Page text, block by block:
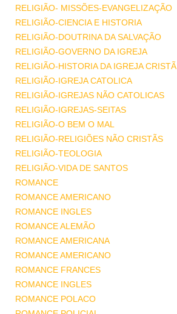
RELIGIÃO- MISSÕES-EVANGELIZAÇÃO
RELIGIÃO-CIENCIA E HISTORIA
RELIGIÃO-DOUTRINA DA SALVAÇÃO
RELIGIÃO-GOVERNO DA IGREJA
RELIGIÃO-HISTORIA DA IGREJA CRISTÃ
RELIGIÃO-IGREJA CATOLICA
RELIGIÃO-IGREJAS NÃO CATOLICAS
RELIGIÃO-IGREJAS-SEITAS
RELIGIÃO-O BEM O MAL
RELIGIÃO-RELIGIÕES NÃO CRISTÃS
RELIGIÃO-TEOLOGIA
RELIGIÃO-VIDA DE SANTOS
ROMANCE
ROMANCE AMERICANO
ROMANCE INGLES
ROMANCE ALEMÃO
ROMANCE AMERICANA
ROMANCE AMERICANO
ROMANCE FRANCES
ROMANCE INGLES
ROMANCE POLACO